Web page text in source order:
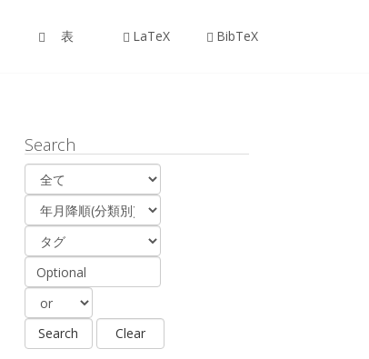
表 LaTeX BibTeX
Search